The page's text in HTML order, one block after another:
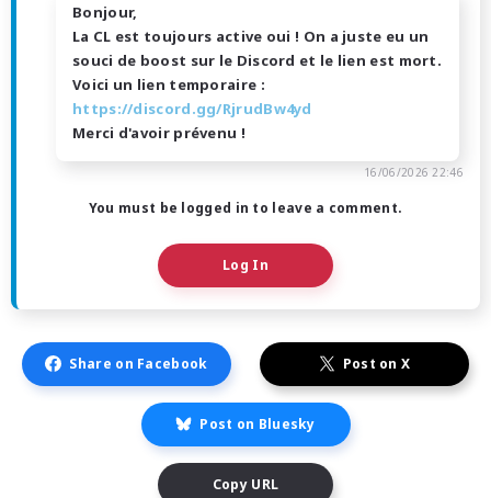
Bonjour,
La CL est toujours active oui ! On a juste eu un
souci de boost sur le Discord et le lien est mort.
Voici un lien temporaire :
https://discord.gg/RjrudBw4yd
Merci d'avoir prévenu !
16/06/2026 22:46
You must be logged in to leave a comment.
Log In
Share on Facebook Post on X
Post on Bluesky
Copy URL